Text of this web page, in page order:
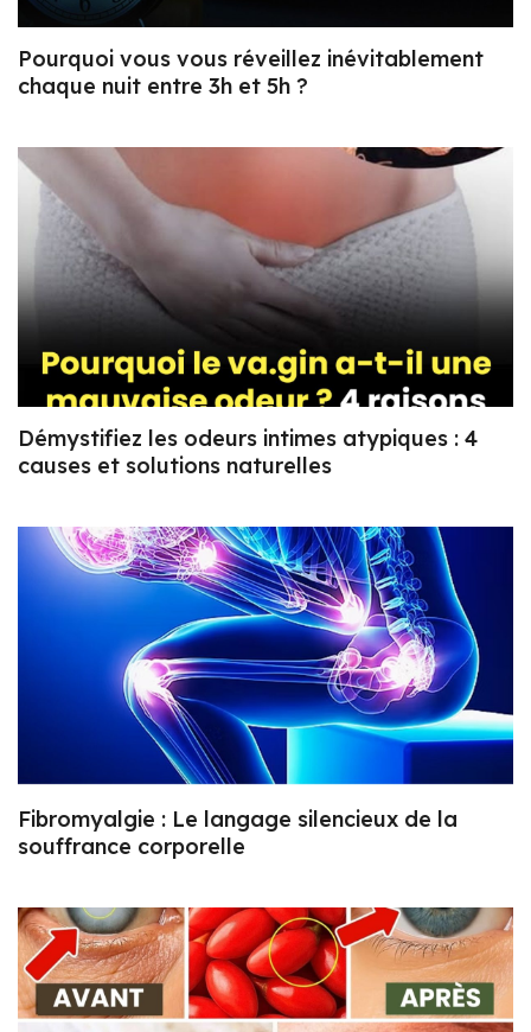
Pourquoi vous vous réveillez inévitablement
chaque nuit entre 3h et 5h ?
Démystifiez les odeurs intimes atypiques : 4
causes et solutions naturelles
Fibromyalgie : Le langage silencieux de la
souffrance corporelle